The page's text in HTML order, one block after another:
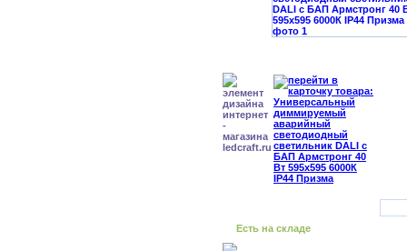
Есть на складе